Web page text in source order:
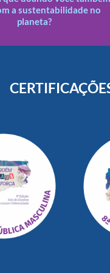
a sustentabilidade no
planeta?
doações recebidas são